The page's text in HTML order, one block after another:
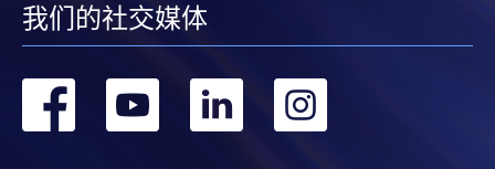
我们的社交媒体
转 转 转 转